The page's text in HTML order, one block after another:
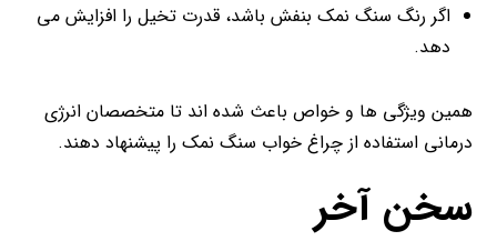
اگر رنگ سنگ نمک بنفش باشد، قدرت تخیل را افزایش می
دهد.
همین ویژگی ها و خواص باعث شده اند تا متخصصان انرژی
درمانی استفاده از چراغ خواب سنگ نمک را پیشنهاد دهند.
سخن آخر